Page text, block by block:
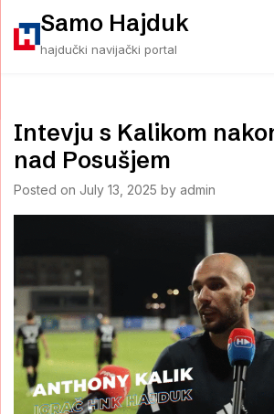
content
Samo Hajduk
hajdučki navijački portal
Intevju s Kalikom
nad Posušjem
Posted on July 13, 2025 by admin